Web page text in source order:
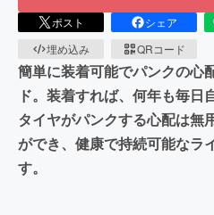
ポスト シェア
埋め込み
QRコード
簡単に装着可能でパンクの心
ド。装着すれば、何年も毎日
タイヤがパンクする心配は無
ができ、健康で持続可能なラ
す。